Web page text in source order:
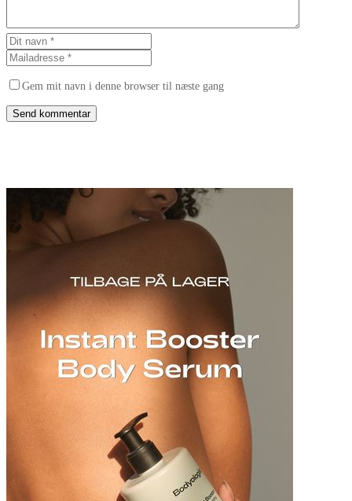
Gem mit navn i denne browser til næste gang